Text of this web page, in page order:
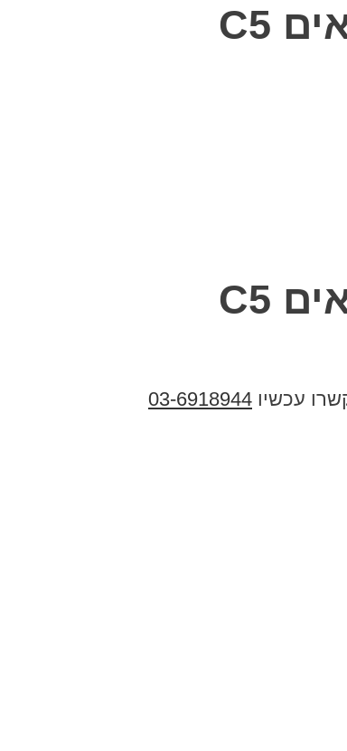
עכשיו 03-6918944